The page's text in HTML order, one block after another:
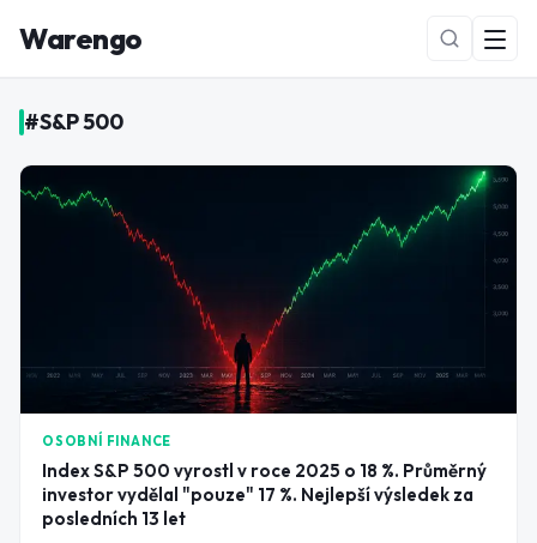
Warengo
#S&P 500
OSOBNÍ FINANCE
Index S&P 500 vyrostl v roce 2025 o 18 %. Průměrný
investor vydělal "pouze" 17 %. Nejlepší výsledek za
posledních 13 let